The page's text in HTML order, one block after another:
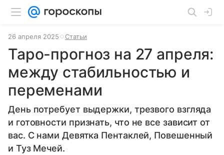
26 апреля 2025 Статьи
Таро-прогноз на 27 апреля:
между стабильностью и
переменами
День потребует выдержки, трезвого взгляда
и готовности признать, что не все зависит от
вас. С нами Девятка Пентаклей, Повешенный
и Туз Мечей.